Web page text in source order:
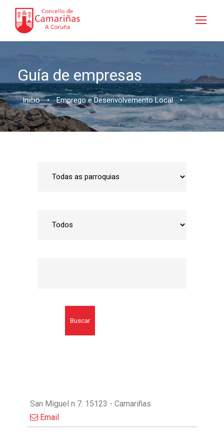
Guía de empresas
Inicio • Emprego e Desenvolvemento Local •
Buscar
San Miguel n 7. 15123 - Camariñas
Email